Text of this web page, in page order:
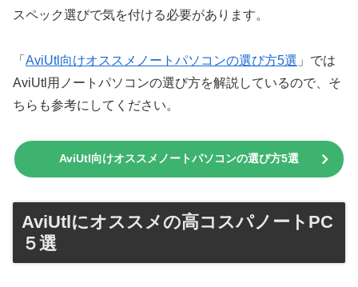
スペック選びで気を付ける必要があります。
「 AviUtl向けオススメノートパソコンの選び方5選 」では
AviUtl用ノートパソコンの選び方を解説しているので、そ
ちらも参考にしてください。
AviUtl向けオススメノートパソコンの選び方5選
AviUtlにオススメの高コスパノートPC
５選